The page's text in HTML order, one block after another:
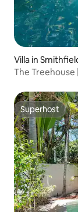
Villa in
The
Superhost
Superhost